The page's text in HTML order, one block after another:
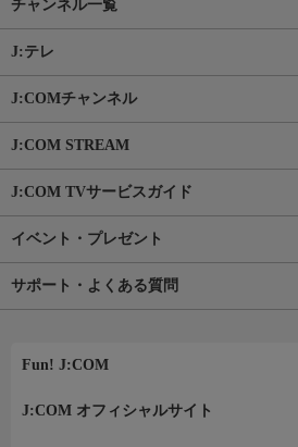
チャンネル一覧
J:テレ
J:COMチャンネル
J:COM STREAM
J:COM TVサービスガイド
イベント・プレゼント
サポート・よくある質問
Fun! J:COM
J:COM オフィシャルサイト